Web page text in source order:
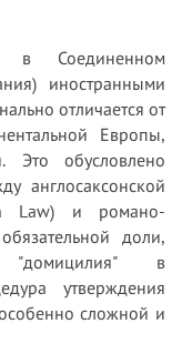
в Соединенном
иностранными
отличается от
Европы,
обусловлено
англосаксонской
Law) и романо-
доли,
в
утверждения
особенно сложной и